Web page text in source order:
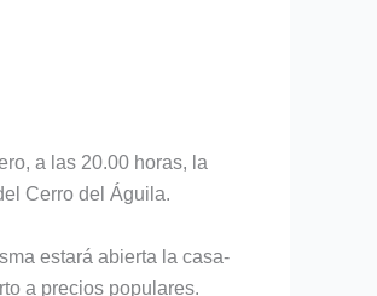
a las 20.00 horas, la
Cerro del Águila.
estará abierta la casa-
a precios populares.